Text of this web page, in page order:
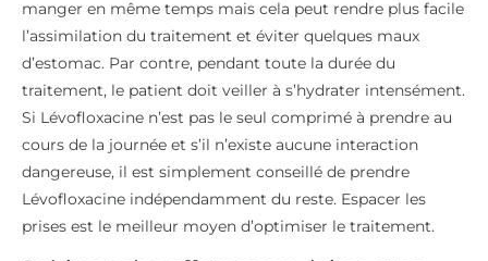
manger en même temps mais cela peut rendre plus facile
l’assimilation du traitement et éviter quelques maux
d’estomac. Par contre, pendant toute la durée du
traitement, le patient doit veiller à s’hydrater intensément.
Si Lévofloxacine n’est pas le seul comprimé à prendre au
cours de la journée et s’il n’existe aucune interaction
dangereuse, il est simplement conseillé de prendre
Lévofloxacine indépendamment du reste. Espacer les
prises est le meilleur moyen d’optimiser le traitement.